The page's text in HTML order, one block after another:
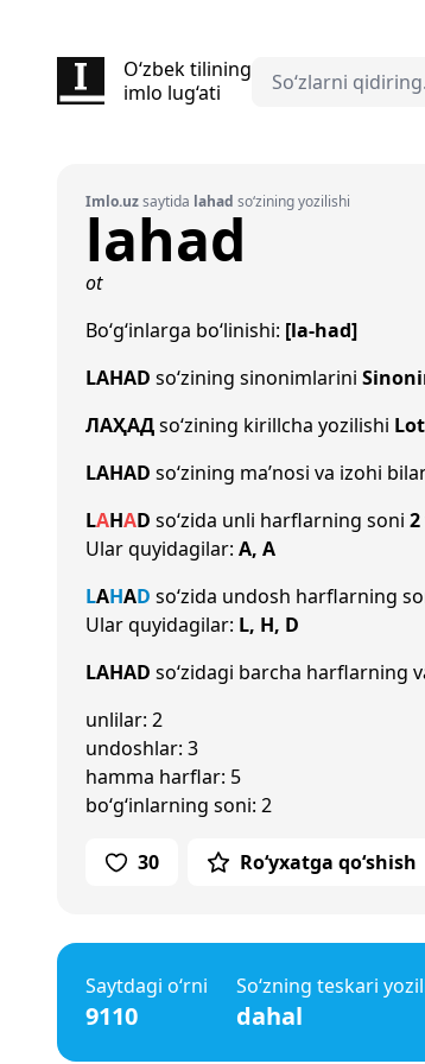
O‘zbek tilining
imlo lug‘ati
Imlo.uzsaytida lahad so‘zining yozilishi
lahad
ot
Bo‘g‘inlarga bo‘linishi: [la-had]
LAHAD so‘zining sinonimlarini
ЛАҲАДso‘zining kirillcha yozilishi
LAHAD so‘zining ma’nosi va izohi
LAHAD so‘zida unli harflarning soni 2
Ular quyidagilar: A, A
LAHAD so‘zida undosh harflarning
Ular quyidagilar: L, H, D
LAHAD so‘zidagi barcha harflarning
unlilar: 2
undoshlar: 3
hamma harflar: 5
bo‘g‘inlarning soni: 2
30 Ro‘yxatga qo‘shish
Saytdagi o‘rni
9110
So‘zning teskari
dahal